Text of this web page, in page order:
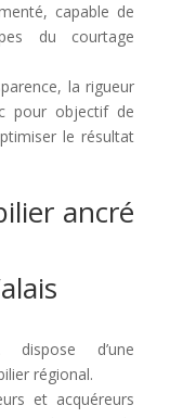
capable de
du courtage
la rigueur
pour objectif de
le résultat
ancré
dispose d’une
régional.
et acquéreurs